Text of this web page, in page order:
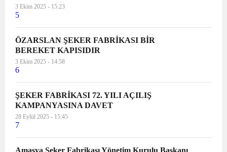
3 Ekim 2025 - 15:23
5
ÖZARSLAN ŞEKER FABRİKASI BİR
BEREKET KAPISIDIR
3 Ekim 2025 - 14:58
6
ŞEKER FABRİKASI 72. YILI AÇILIŞ
KAMPANYASINA DAVET
28 Eylül 2025 - 15:45
7
Amasya Şeker Fabrikası Yönetim Kurulu Başkanı